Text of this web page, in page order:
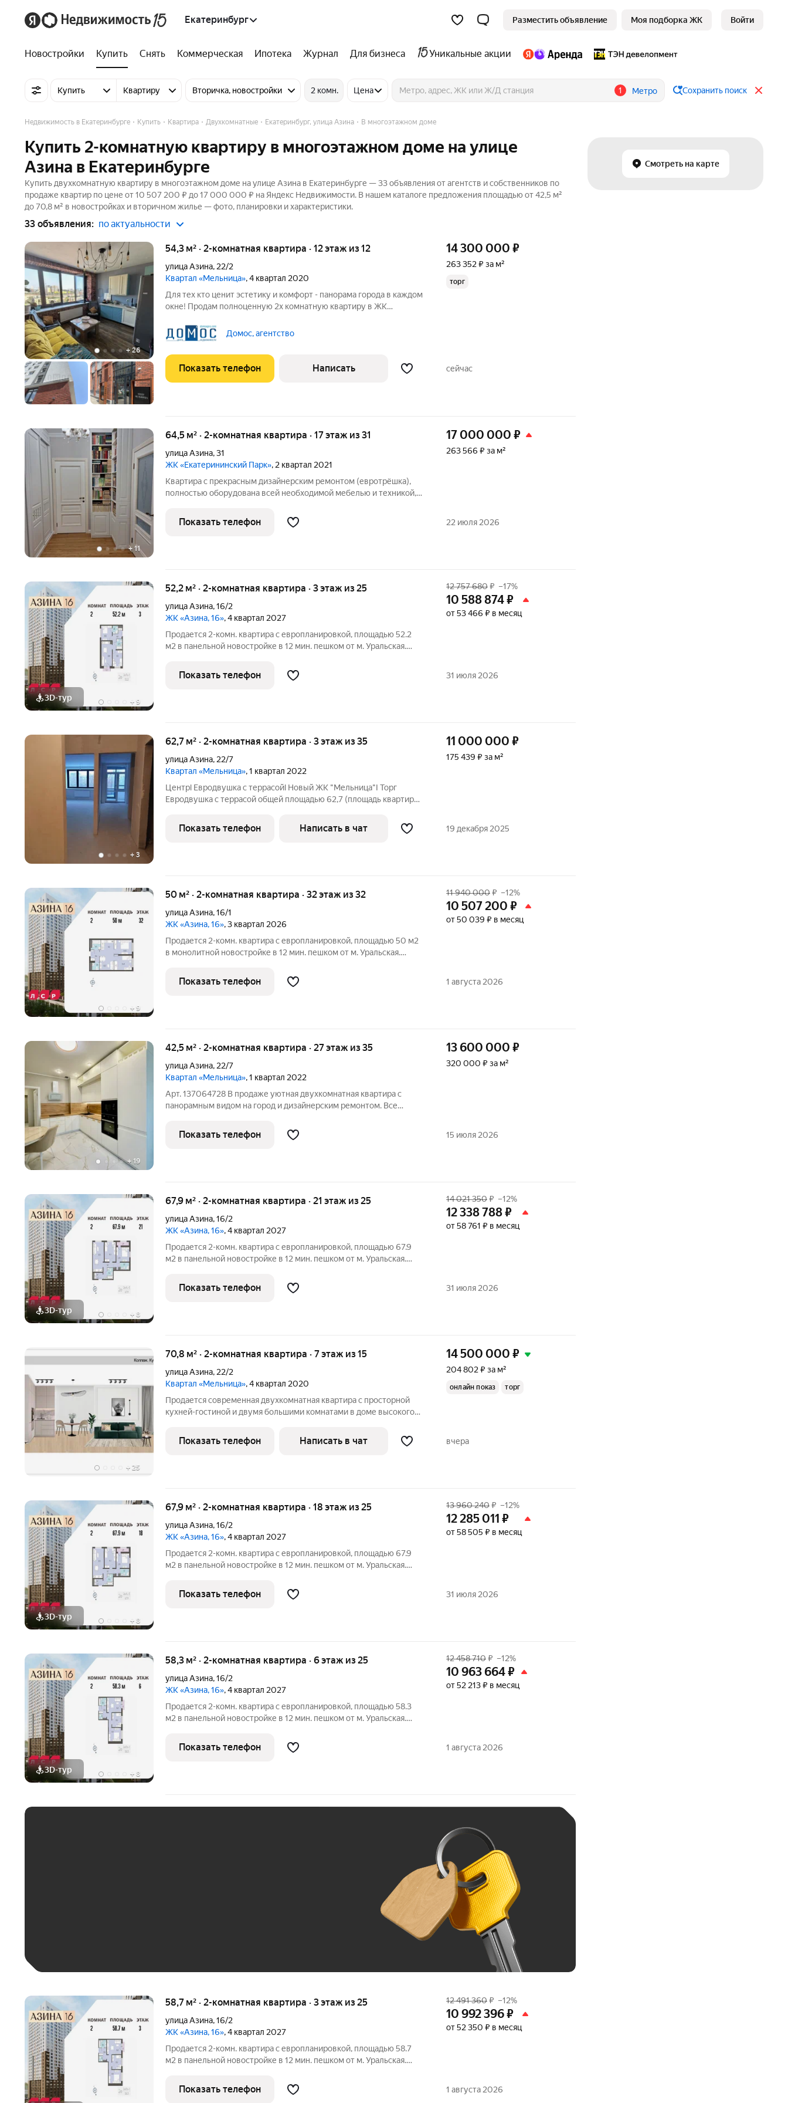
Екатеринбург Разместить объявление Моя подборка ЖК Войти
Новостройки Купить Снять Коммерческая Ипотека Журнал Для бизнеса Уникальные акции
Купить Квартиру Вторичка, новостройки 2 комн. Цена 1 Метро Сохранить поиск
Смотреть на карте
Недвижимость в Екатеринбурге Купить Квартира Двухкомнатные Екатеринбург, улица Азина В многоэтажном доме
Купить 2-комнатную квартиру в многоэтажном доме на улице
Азина в Екатеринбурге
Купить двухкомнатную квартиру в многоэтажном доме на улице Азина в Екатеринбурге — 33 объявления от агентств и собственников по
продаже квартир по цене от 10 507 200 ₽ до 17 000 000 ₽ на Яндекс Недвижимости. В нашем каталоге предложения площадью от 42,5 м²
до 70,8 м² в новостройках и вторичном жилье — фото, планировки и характеристики.
33 объявления: по актуальности
+ 26
54,3 м² · 2-комнатная квартира · 12 этаж из 12
улица Азина, 22/2
Квартал «Мельница», 4 квартал 2020
Для тех кто ценит эстетику и комфорт - панорама города в каждом
окне! Продам полноценную 2х комнатную квартиру в ЖК
эту квартиру стоит посмотреть лично? Локация комфорт-класса:
ЖК с
Домос, агентство
14 300 000 ₽
263 352 ₽ за м²
торг
Показать телефон Написать сейчас
+ 11
64,5 м² · 2-комнатная квартира · 17 этаж из 31
улица Азина,31
ЖК «Екатерининский Парк», 2 квартал 2021
Квартира с прекрасным дизайнерским ремонтом (евротрёшка),
полностью оборудована всей необходимой мебелью и техникой,
проживает, просмотры в любое удобное время. Без обременений,
полностью готова к
17 000 000 ₽
263 566 ₽ за м²
Показать телефон 22 июля 2026
3D-тур + 9
52,2 м² · 2-комнатная квартира · 3 этаж из 25
улица Азина,16/2
ЖК «Азина, 16», 4 квартал 2027
Продается 2-комн. квартира с европланировкой, площадью 52.2
м2 в панельной новостройке в 12 мин. пешком от м. Уральская.
есть военная ипотека. Жилая площадь 20.6 м2, кухня 16.8 м2,
отделка
12 757 680₽ –17%
10 588 874₽
от 53 466 ₽ в месяц
Показать телефон 31 июля 2026
+ 3
62,7 м² · 2-комнатная квартира · 3 этаж из 35
улица Азина, 22/7
Квартал «Мельница», 1 квартал 2022
Центрl Евродвушка с террасойl Новый ЖК "Мельница"I Торг
Евродвушка с террасой общей площадью 62,7 (площадь квартиры
гостинная 21,2м2, комната 15,3м2. Квартира просторная, светлая,
высокие
11 000 000 ₽
175 439 ₽ за м²
Показать телефон Написать в чат 19 декабря 2025
+ 9
50 м² · 2-комнатная квартира · 32 этаж из 32
улица Азина,16/1
ЖК «Азина, 16», 3 квартал 2026
Продается 2-комн. квартира с европланировкой, площадью 50 м2
в монолитной новостройке в 12 мин. пешком от м. Уральская.
есть военная ипотека. Жилая площадь 21.6 м2, кухня 5.6 м2,
отделка
11 940 000₽ –12%
10 507 200 ₽
от 50 039 ₽ в месяц
Показать телефон 1 августа 2026
+ 19
42,5 м² · 2-комнатная квартира · 27 этаж из 35
улица Азина, 22/7
Квартал «Мельница», 1 квартал 2022
Арт. 137064728 В продаже уютная двухкомнатная квартира с
панорамным видом на город и дизайнерским ремонтом. Все
реализовано удобное зонирование освещения, выполнена
дополнительная шумоизоляция стен
13 600 000 ₽
320 000 ₽ за м²
Показать телефон 15 июля 2026
3D-тур + 8
67,9 м² · 2-комнатная квартира · 21 этаж из 25
улица Азина,16/2
ЖК «Азина, 16», 4 квартал 2027
Продается 2-комн. квартира с европланировкой, площадью 67.9
м2 в панельной новостройке в 12 мин. пешком от м. Уральская.
есть военная ипотека. Жилая площадь 27.9 м2, кухня 20.5 м2,
отделка
14 021 350₽ –12%
12 338 788₽
от 58 761 ₽ в месяц
Показать телефон 31 июля 2026
+ 25
70,8 м² · 2-комнатная квартира · 7 этаж из 15
улица Азина, 22/2
Квартал «Мельница», 4 квартал 2020
Продается современная двухкомнатная квартира с просторной
кухней-гостиной и двумя большими комнатами в доме высокого
Дом монолитно-кирпичный, 2020 г. постройки. Квартира с
отделкой
14 500 000 ₽
204 802 ₽ за м²
онлайн показ торг
Показать телефон Написать в чат вчера
3D-тур + 8
67,9 м² · 2-комнатная квартира · 18 этаж из 25
улица Азина,16/2
ЖК «Азина, 16», 4 квартал 2027
Продается 2-комн. квартира с европланировкой, площадью 67.9
м2 в панельной новостройке в 12 мин. пешком от м. Уральская.
есть военная ипотека. Жилая площадь 27.9 м2, кухня 20.5 м2,
отделка
13 960 240₽ –12%
12 285 011 ₽
от 58 505 ₽ в месяц
Показать телефон 31 июля 2026
3D-тур + 8
58,3 м² · 2-комнатная квартира · 6 этаж из 25
улица Азина,16/2
ЖК «Азина, 16», 4 квартал 2027
Продается 2-комн. квартира с европланировкой, площадью 58.3
м2 в панельной новостройке в 12 мин. пешком от м. Уральская.
есть военная ипотека. Жилая площадь 24.3 м2, кухня 16.9 м2,
отделка
12 458 710₽ –12%
10 963 664₽
от 52 213 ₽ в месяц
Показать телефон 1 августа 2026
58,7 м² · 2-комнатная квартира · 3 этаж из 25
улица Азина,16/2
ЖК «Азина, 16», 4 квартал 2027
Продается 2-комн. квартира с европланировкой, площадью 58.7
м2 в панельной новостройке в 12 мин. пешком от м. Уральская.
есть военная ипотека. Жилая площадь 24.3 м2, кухня 16.9 м2,
отделка
12 491 360₽ –12%
10 992 396₽
от 52 350 ₽ в месяц
Показать телефон 1 августа 2026